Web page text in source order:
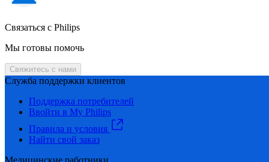
Связаться с Philips
Мы готовы помочь
Свяжитесь с нами
Служба поддержки клиентов
Поддержка потребителей
Ввойти в My Philips
Правила и условия
Найти свой заказ